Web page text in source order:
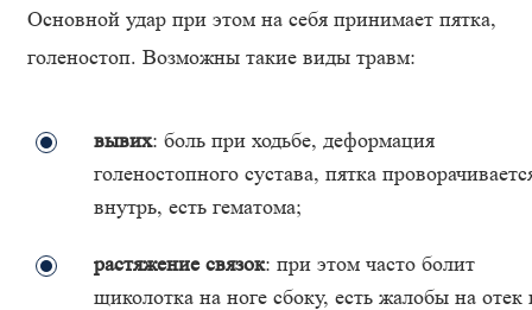
Основной удар при этом на себя принимает пятка,
голеностоп. Возможны такие виды травм:
вывих: боль при ходьбе, деформация
голеностопного сустава, пятка
внутрь, есть гематома;
растяжение связок: при этом часто болит
щиколотка на ноге сбоку, есть жалобы на отек